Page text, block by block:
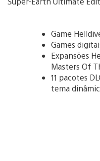
Game
Games
Expansões
Masters Of
11 pacotes
tema